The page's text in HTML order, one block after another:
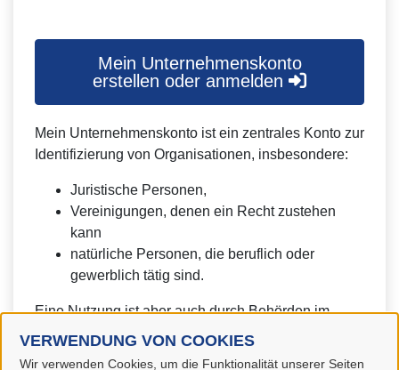
VERWENDUNG VON COOKIES
Wir verwenden Cookies, um die Funktionalität unserer Seiten
Mein Unternehmenskonto
erstellen oder anmelden
Mein Unternehmenskonto ist ein zentrales Konto zur
Identifizierung von Organisationen, insbesondere:
Juristische Personen,
Vereinigungen, denen ein Recht zustehen
kann
natürliche Personen, die beruflich oder
gewerblich tätig sind.
Eine Nutzung ist aber auch durch Behörden im
Sinne von § 1 Abs. 4 Verwaltungsverfahrensgesetz